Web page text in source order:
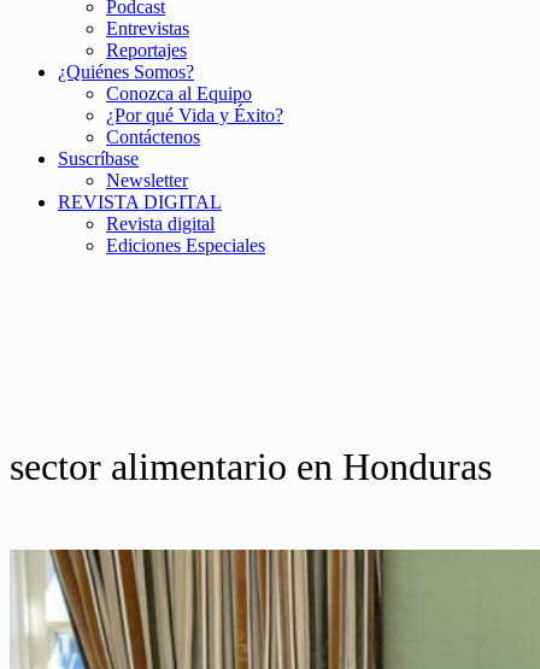
Podcast
Entrevistas
Reportajes
¿Quiénes Somos?
Conozca al Equipo
¿Por qué Vida y Éxito?
Contáctenos
Suscríbase
Newsletter
REVISTA DIGITAL
Revista digital
Ediciones Especiales
sector alimentario en Honduras